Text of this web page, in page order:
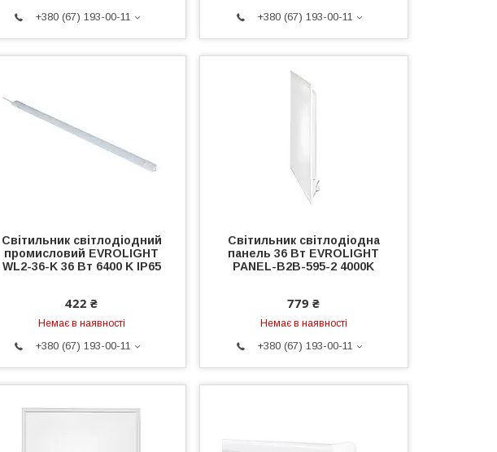
+380 (67) 193-00-11 +380 (67) 193-00-11
Світильник світлодіодний
промисловий EVROLIGHT
WL2-36-K 36 Вт 6400 K IP65
422 ₴
Немає в наявності
+380 (67) 193-00-11
Світильник світлодіодна
панель 36 Вт EVROLIGHT
PANEL-B2B-595-2 4000K
779 ₴
Немає в наявності
+380 (67) 193-00-11